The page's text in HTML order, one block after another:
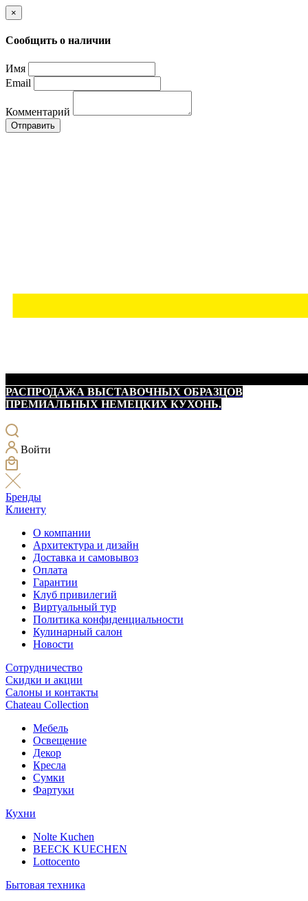
×
Сообщить о наличии
Имя
Email
Комментарий
Отправить
РАСПРОДАЖА ВЫСТАВОЧНЫХ ОБРАЗЦОВ
ПРЕМИАЛЬНЫХ НЕМЕЦКИХ КУХОНЬ.
Войти
Бренды
Клиенту
О компании
Архитектура и дизайн
Доставка и самовывоз
Оплата
Гарантии
Клуб привилегий
Виртуальный тур
Политика конфиденциальности
Кулинарный салон
Новости
Сотрудничество
Скидки и акции
Салоны и контакты
Chateau Collection
Мебель
Освещение
Декор
Кресла
Сумки
Фартуки
Кухни
Nolte Kuchen
BEECK KUECHEN
Lottocento
Бытовая техника